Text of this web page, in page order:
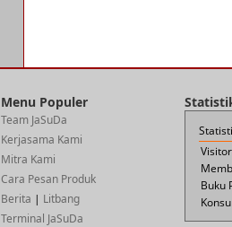
Menu Populer
Team JaSuDa
Kerjasama Kami
Mitra Kami
Cara Pesan Produk
Berita | Litbang
Terminal JaSuDa
Buku